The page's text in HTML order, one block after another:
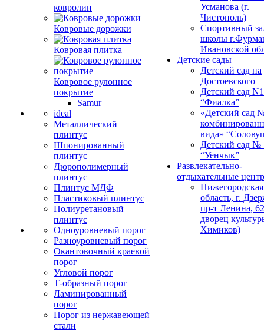
ковролин
Ковровые дорожки
Ковровая плитка
Ковровое рулонное
покрытие
Samur
ideal
Металлический
плинтус
Шпонированный
плинтус
Дюрополимерный
плинтус
Плинтус МДФ
Пластиковый плинтус
Полиуретановый
плинтус
Одноуровневый порог
Разноуровневый порог
Окантовочный краевой
порог
Угловой порог
Т-образный порог
Ламинированный
порог
Порог из нержавеющей
стали
Усманова (г.
Чистополь)
Спортивный
школы
Ивановской
Детские сады
Детский сад на
Достоевского
Детский сад
“Фиалка”
«Детский сад
вида»
Детский сад №
“Уенчык”
Развлекательно-
отдыхательные
Нижегородская
область, г.
пр-т Ленина,
дворец
Химиков)